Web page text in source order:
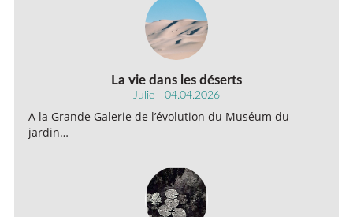
La vie dans les déserts
Julie - 04.04.2026
A la Grande Galerie de l’évolution du Muséum du
jardin…